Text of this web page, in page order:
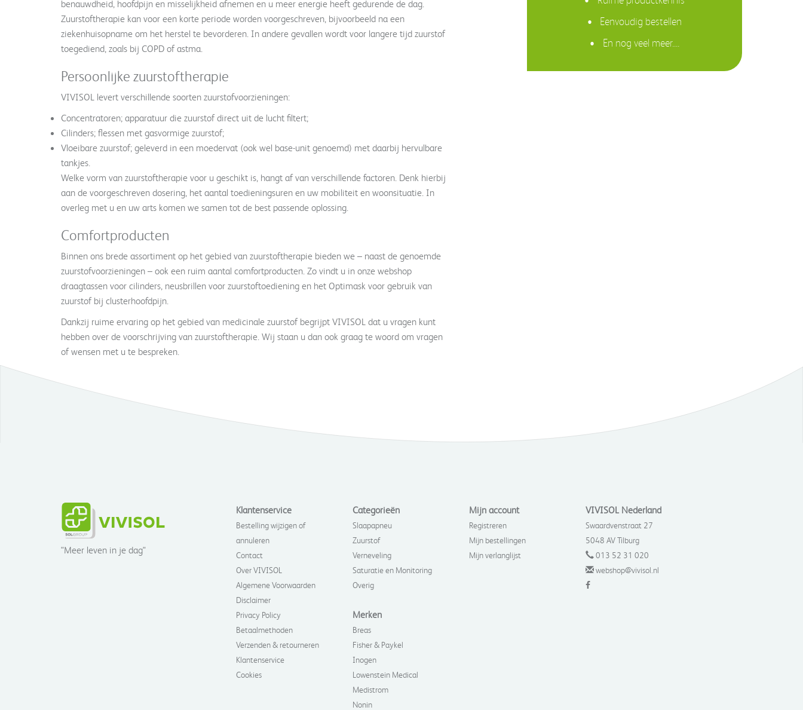
benauwdheid, hoofdpijn en misselijkheid afnemen en u meer energie heeft gedurende de dag.
Zuurstoftherapie kan voor een korte periode worden voorgeschreven, bijvoorbeeld na een
ziekenhuisopname om het herstel te bevorderen. In andere gevallen wordt voor langere tijd zuurstof
toegediend, zoals bij COPD of astma.
Persoonlijke zuurstoftherapie
VIVISOL levert verschillende soorten zuurstofvoorzieningen:
Concentratoren; apparatuur die zuurstof direct uit de lucht filtert;
Cilinders; flessen met gasvormige zuurstof;
Vloeibare zuurstof; geleverd in een moedervat (ook wel base-unit genoemd) met daarbij hervulbare
tankjes.
Welke vorm van zuurstoftherapie voor u geschikt is, hangt af van verschillende factoren. Denk hierbij
aan de voorgeschreven dosering, het aantal toedieningsuren en uw mobiliteit en woonsituatie. In
overleg met u en uw arts komen we samen tot de best passende oplossing.
Comfortproducten
Binnen ons brede assortiment op het gebied van zuurstoftherapie bieden we – naast de genoemde
zuurstofvoorzieningen – ook een ruim aantal comfortproducten. Zo vindt u in onze webshop
draagtassen voor cilinders, neusbrillen voor zuurstoftoediening en het Optimask voor gebruik van
zuurstof bij clusterhoofdpijn.
Dankzij ruime ervaring op het gebied van medicinale zuurstof begrijpt VIVISOL dat u vragen kunt
hebben over de voorschrijving van zuurstoftherapie. Wij staan u dan ook graag te woord om vragen
of wensen met u te bespreken.
Eenvoudig bestellen
En nog veel meer....
"Meer leven in je dag"
Klantenservice
Bestelling wijzigen of
annuleren
Contact
Over VIVISOL
Algemene Voorwaarden
Disclaimer
Privacy Policy
Betaalmethoden
Verzenden & retourneren
Klantenservice
Cookies
Categorieën
Slaapapneu
Zuurstof
Verneveling
Saturatie en Monitoring
Overig
Merken
Breas
Fisher & Paykel
Inogen
Lowenstein Medical
Medistrom
Nonin
Mijn account
Registreren
Mijn bestellingen
Mijn verlanglijst
VIVISOL Nederland
Swaardvenstraat 27
5048 AV Tilburg
013 52 31 020
webshop@vivisol.nl